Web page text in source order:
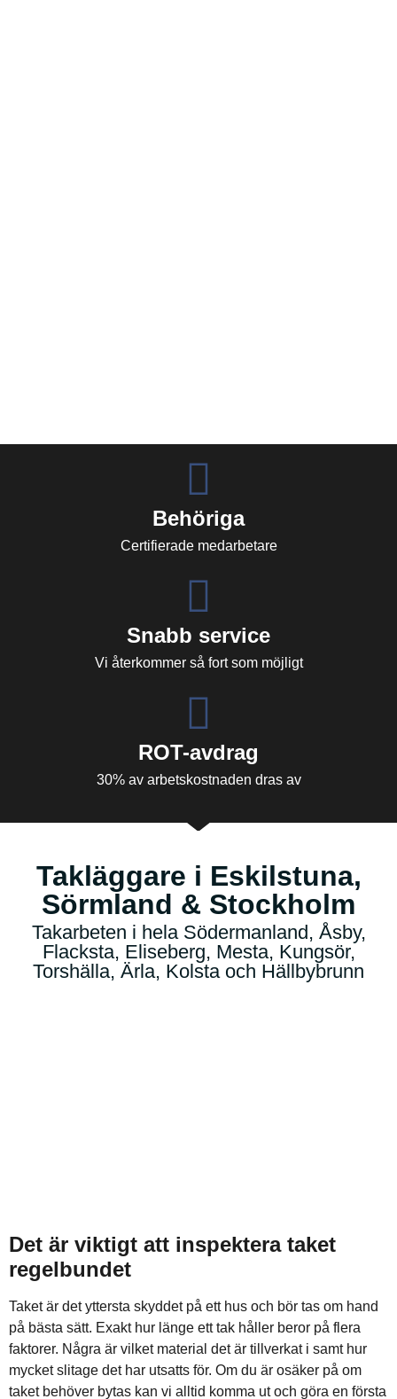
Behöriga
Certifierade medarbetare
Snabb service
Vi återkommer så fort som möjligt
ROT-avdrag
30% av arbetskostnaden dras av
Takläggare i Eskilstuna,
Sörmland & Stockholm
Takarbeten i hela Södermanland, Åsby,
Flacksta, Eliseberg, Mesta, Kungsör,
Torshälla, Ärla, Kolsta och Hällbybrunn
Det är viktigt att inspektera taket
regelbundet
Taket är det yttersta skyddet på ett hus och bör tas om hand
på bästa sätt. Exakt hur länge ett tak håller beror på flera
faktorer. Några är vilket material det är tillverkat i samt hur
mycket slitage det har utsatts för. Om du är osäker på om
taket behöver bytas kan vi alltid komma ut och göra en första